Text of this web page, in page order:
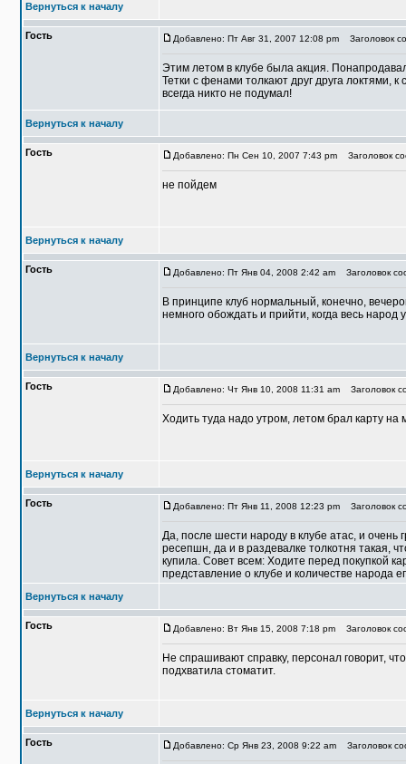
Вернуться к началу
Гость Добавлено: Пт Авг 31, 2007 12:08 pm Заголовок
Этим летом в клубе была акция.
Тетки с фенами толкают друг друга локтями,
всегда никто не подумал!
Вернуться к началу
Гость Добавлено: Пн Сен 10, 2007 7:43 pm Заголовок
не пойдем
Вернуться к началу
Гость Добавлено: Пт Янв 04, 2008 2:42 am Заголовок
В принципе клуб нормальный, конечно,
немного обождать и прийти, когда весь народ
Вернуться к началу
Гость Добавлено: Чт Янв 10, 2008 11:31 am Заголовок
Ходить туда надо утром, летом брал карту на
Вернуться к началу
Гость Добавлено: Пт Янв 11, 2008 12:23 pm Заголовок
Да, после шести народу в клубе атас, и очень
ресепшн, да и в раздевалке толкотня такая,
купила. Совет всем: Ходите перед покупкой
представление о клубе и количестве народа
Вернуться к началу
Гость Добавлено: Вт Янв 15, 2008 7:18 pm Заголовок
Не спрашивают справку, персонал говорит,
подхватила стоматит.
Вернуться к началу
Гость Добавлено: Ср Янв 23, 2008 9:22 am Заголовок